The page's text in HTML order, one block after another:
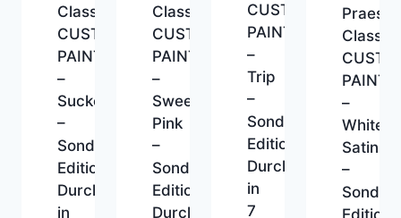
Classic
CUSTOM
PAINTED
–
Sucker
–
Sonder-
Edition
Durchlaufblinker
in
Classic
CUSTOM
PAINTED
–
Sweet
Pink
–
Sonder-
Edition
Durchlaufblinker
CUSTOM
PAINTED
–
Trip
–
Sonder-
Edition
Durchlaufblinker
in
7
Classic
–
White
Satin
–
Sonder-